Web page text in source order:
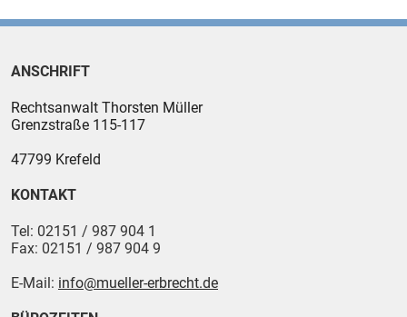
ANSCHRIFT
Rechtsanwalt Thorsten Müller
Grenzstraße 115-117
47799 Krefeld
KONTAKT
Tel: 02151 / 987 904 1
Fax: 02151 / 987 904 9
E-Mail: info@mueller-erbrecht.de